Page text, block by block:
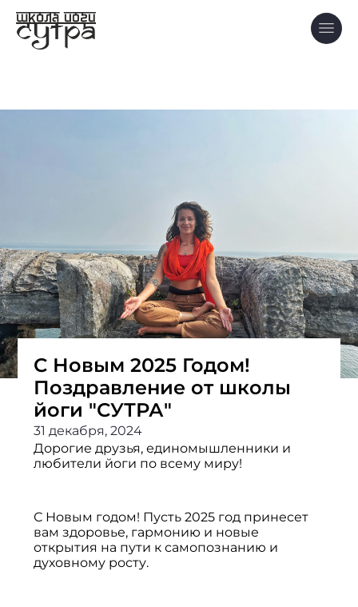
С Новым 2025 Годом!
Поздравление от школы
йоги "СУТРА"
31 декабря, 2024
Дорогие друзья, единомышленники и
любители йоги по всему миру!
С Новым годом! Пусть 2025 год принесет
вам здоровье, гармонию и новые
открытия на пути к самопознанию и
духовному росту.